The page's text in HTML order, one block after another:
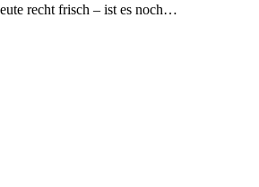
recht frisch – ist es noch…